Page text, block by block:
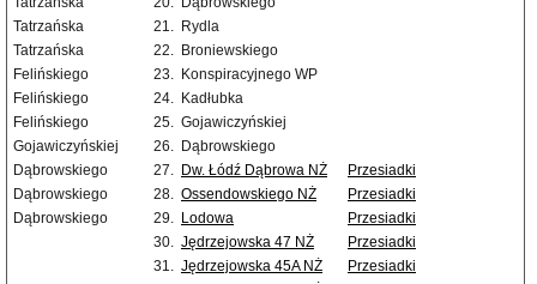
Tatrzańska
21. Rydla
Tatrzańska
22. Broniewskiego
Felińskiego
23. Konspiracyjnego WP
Felińskiego
24. Kadłubka
Felińskiego
25. Gojawiczyńskiej
Gojawiczyńskiej
26. Dąbrowskiego
Dąbrowskiego
27. Dw. Łódź Dąbrowa NŻ
Przesiadki
Dąbrowskiego
28. Ossendowskiego NŻ
Przesiadki
Dąbrowskiego
29. Lodowa
Przesiadki
30. Jędrzejowska 47 NŻ
Przesiadki
31. Jędrzejowska 45A NŻ
Przesiadki